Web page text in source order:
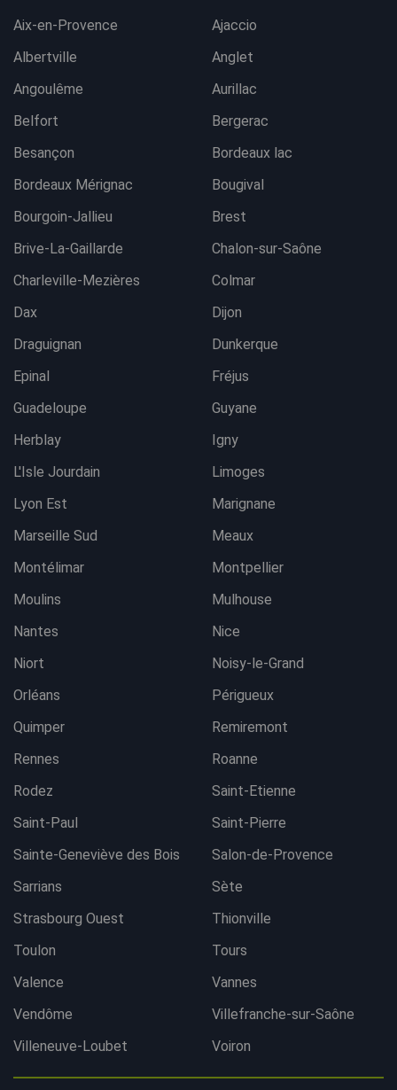
Aix-en-Provence
Ajaccio
Albertville
Anglet
Angoulême
Aurillac
Belfort
Bergerac
Besançon
Bordeaux lac
Bordeaux Mérignac
Bougival
Bourgoin-Jallieu
Brest
Brive-La-Gaillarde
Chalon-sur-Saône
Charleville-Mezières
Colmar
Dax
Dijon
Draguignan
Dunkerque
Epinal
Fréjus
Guadeloupe
Guyane
Herblay
Igny
L'Isle Jourdain
Limoges
Lyon Est
Marignane
Marseille Sud
Meaux
Montélimar
Montpellier
Moulins
Mulhouse
Nantes
Nice
Niort
Noisy-le-Grand
Orléans
Périgueux
Quimper
Remiremont
Rennes
Roanne
Rodez
Saint-Etienne
Saint-Paul
Saint-Pierre
Sainte-Geneviève des Bois
Salon-de-Provence
Sarrians
Sète
Strasbourg Ouest
Thionville
Toulon
Tours
Valence
Vannes
Vendôme
Villefranche-sur-Saône
Villeneuve-Loubet
Voiron